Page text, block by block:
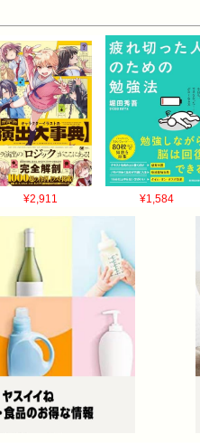
¥2,911 ¥1,584